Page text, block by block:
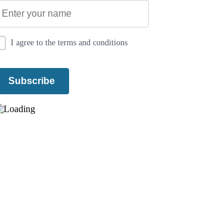
I agree to the terms and conditions